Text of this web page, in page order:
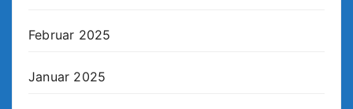
Februar 2025
Januar 2025